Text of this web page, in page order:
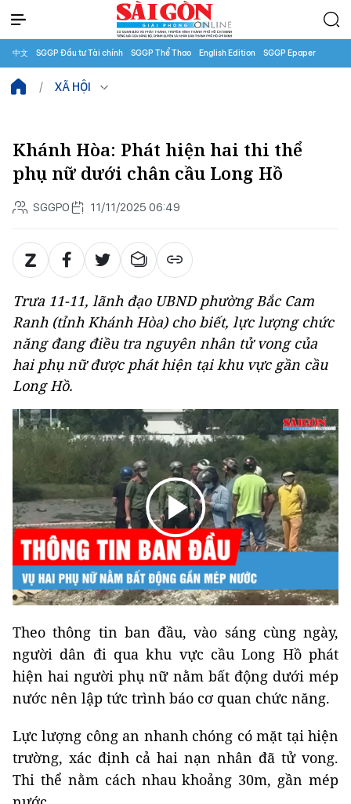
中文 SGGP Đầu tư Tài chính SGGP Thể Thao English Edition SGGP Epaper
XÃ HỘI
Khánh Hòa: Phát hiện hai thi thể
phụ nữ dưới chân cầu Long Hồ
SGGPO 11/11/2025 06:49
Trưa 11-11, lãnh đạo UBND phường Bắc Cam
Ranh (tỉnh Khánh Hòa) cho biết, lực lượng chức
năng đang điều tra nguyên nhân tử vong của
hai phụ nữ được phát hiện tại khu vực gần cầu
Long Hồ.
Theo thông tin ban đầu, vào sáng cùng ngày,
người dân đi qua khu vực cầu Long Hồ phát
hiện hai người phụ nữ nằm bất động dưới mép
nước nên lập tức trình báo cơ quan chức năng.
Lực lượng công an nhanh chóng có mặt tại hiện
trường, xác định cả hai nạn nhân đã tử vong.
Thi thể nằm cách nhau khoảng 30m, gần mép